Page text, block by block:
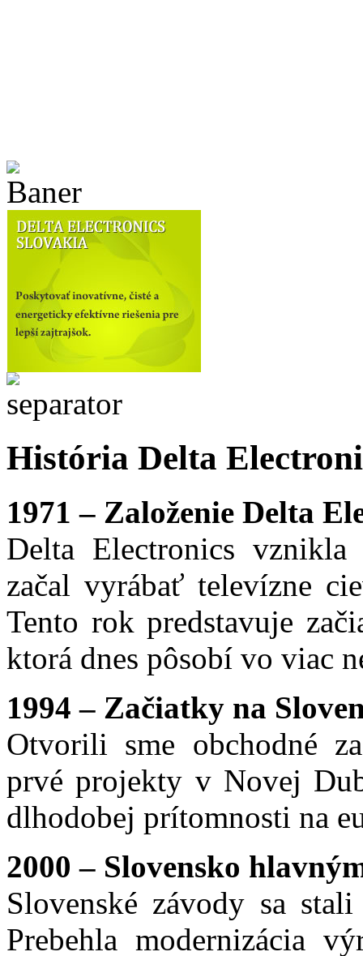
História Delta
1971 – Založenie Delta
Delta Electronics
začal vyrábať televízne
Tento rok predstavuje
ktorá dnes pôsobí vo viac
1994 – Začiatky na
Otvorili sme obchodné
prvé projekty v Novej
dlhodobej prítomnosti na
2000 – Slovensko
Slovenské závody sa
Prebehla modernizácia